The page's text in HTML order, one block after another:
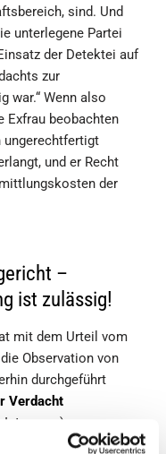
sind. Und
unterlegene Partei
der Detektei auf
zur
war.“ Wenn also
Exfrau beobachten
ungerechtfertigt
und er Recht
der
–
ist zulässig!
mit dem Urteil vom
Observation von
durchgeführt
Verdacht